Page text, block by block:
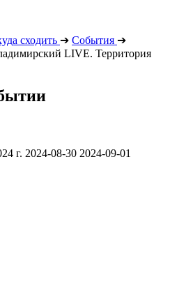
сходить ➔ События ➔
LIVE. Территория
г. 2024-08-30 2024-09-01